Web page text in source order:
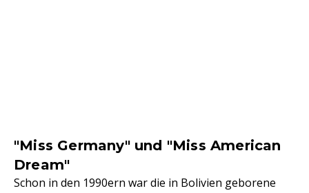
"Miss Germany" und "Miss American
Dream"
Schon in den 1990ern war die in Bolivien geborene